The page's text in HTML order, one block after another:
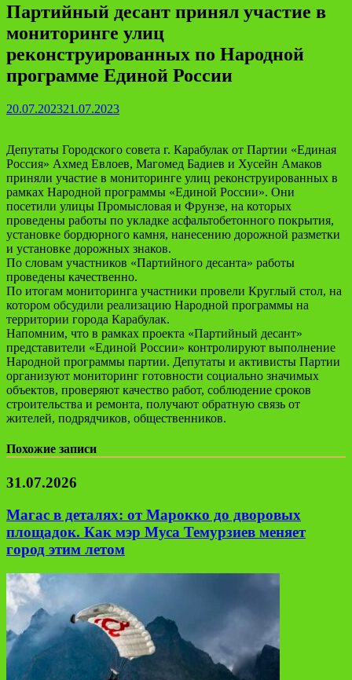
Партийный десант принял участие в
мониторинге улиц
реконструированных по Народной
программе Единой России
20.07.202321.07.2023
Депутаты Городского совета г. Карабулак от Партии «Единая
Россия» Ахмед Евлоев, Магомед Бадиев и Хусейн Амаков
приняли участие в мониторинге улиц реконструированных в
рамках Народной программы «Единой России». Они
посетили улицы Промысловая и Фрунзе, на которых
проведены работы по укладке асфальтобетонного покрытия,
установке бордюрного камня, нанесению дорожной разметки
и установке дорожных знаков.
По словам участников «Партийного десанта» работы
проведены качественно.
По итогам мониторинга участники провели Круглый стол, на
котором обсудили реализацию Народной программы на
территории города Карабулак.
Напомним, что в рамках проекта «Партийный десант»
представители «Единой России» контролируют выполнение
Народной программы партии. Депутаты и активисты Партии
организуют мониторинг готовности социально значимых
объектов, проверяют качество работ, соблюдение сроков
строительства и ремонта, получают обратную связь от
жителей, подрядчиков, общественников.
Похожие записи
31.07.2026
Магас в деталях: от Марокко до дворовых
площадок. Как мэр Муса Темурзиев меняет
город этим летом